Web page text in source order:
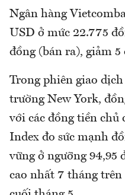
Ngân hàng
USD ở mức 22.775
đồng (bán ra), giảm 5
Trong phiên giao
trường New York,
với các đồng tiền chủ
Index đo sức mạnh
vững ở ngưỡng 94,95
cao nhất 7 tháng